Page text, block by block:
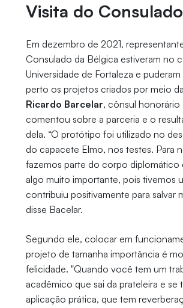
Visita do Consulado
Em dezembro de 2021,
Consulado da Bélgica estiveram no
Universidade de Fortaleza e
perto os projetos criados por meio
Ricardo Barcelar, cônsul honorário
comentou sobre a parceria e o
dela. “O protótipo foi utilizado no
do capacete Elmo, nos testes. Para
fazemos parte do corpo diplomático
algo muito importante, pois tivemos
contribuiu positivamente para salvar
disse Bacelar.
Segundo ele, colocar em
projeto de tamanha importância é
felicidade. "Quando você tem um
acadêmico que sai da prateleira e se
aplicação prática, que tem